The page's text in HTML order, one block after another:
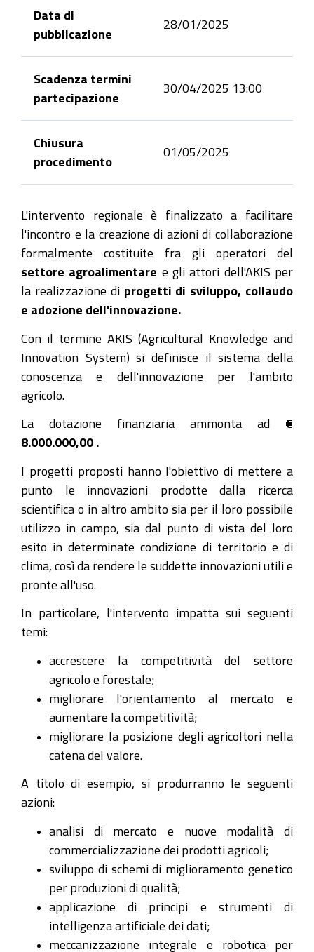
Data di
pubblicazione
28/01/2025
Scadenza termini
partecipazione
30/04/2025 13:00
Chiusura
procedimento
01/05/2025
L'intervento regionale è finalizzato a facilitare
l'incontro e la creazione di azioni di collaborazione
formalmente costituite fra gli operatori del
settore agroalimentare e gli attori dell'AKIS per
la realizzazione di progetti di sviluppo, collaudo
e adozione dell'innovazione.
Con il termine AKIS (Agricultural Knowledge and
Innovation System) si definisce il sistema della
conoscenza e dell'innovazione per l'ambito
agricolo.
La dotazione finanziaria ammonta ad €
8.000.000,00 .
I progetti proposti hanno l'obiettivo di mettere a
punto le innovazioni prodotte dalla ricerca
scientifica o in altro ambito sia per il loro possibile
utilizzo in campo, sia dal punto di vista del loro
esito in determinate condizione di territorio e di
clima, così da rendere le suddette innovazioni utili e
pronte all'uso.
In particolare, l'intervento impatta sui seguenti
temi:
accrescere la competitività del settore
agricolo e forestale;
migliorare l'orientamento al mercato e
aumentare la competitività;
migliorare la posizione degli agricoltori nella
catena del valore.
A titolo di esempio, si produrranno le seguenti
azioni:
analisi di mercato e nuove modalità di
commercializzazione dei prodotti agricoli;
sviluppo di schemi di miglioramento genetico
per produzioni di qualità;
applicazione di principi e strumenti di
intelligenza artificiale dei dati;
meccanizzazione integrale e robotica per